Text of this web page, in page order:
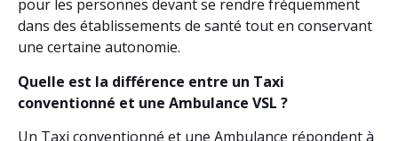
pour les personnes devant se rendre fréquemment
dans des établissements de santé tout en conservant
une certaine autonomie.
Quelle est la différence entre un Taxi
conventionné et une Ambulance VSL ?
Un Taxi conventionné et une Ambulance répondent à